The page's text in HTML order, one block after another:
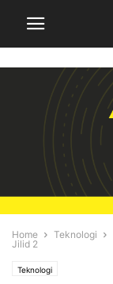
Home Teknologi
Jilid 2
Teknologi